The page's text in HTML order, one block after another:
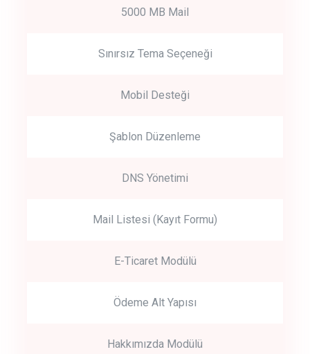
5000 MB Mail
Sınırsız Tema Seçeneği
Mobil Desteği
Şablon Düzenleme
DNS Yönetimi
Mail Listesi (Kayıt Formu)
E-Ticaret Modülü
Ödeme Alt Yapısı
Hakkımızda Modülü